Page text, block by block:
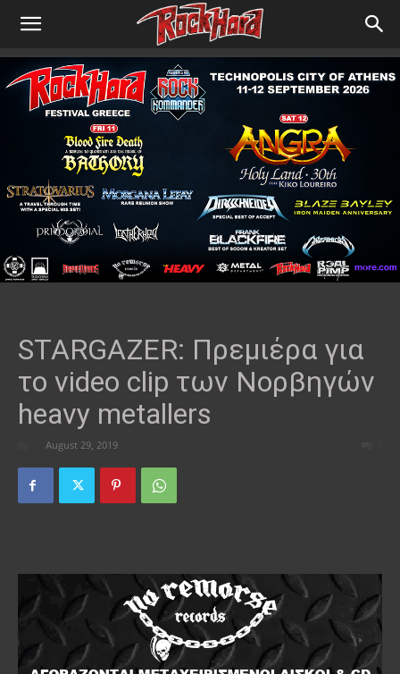
STARGAZER: Πρεμιέρα για
το video clip των Νορβηγών
heavy metallers
August 29, 2019